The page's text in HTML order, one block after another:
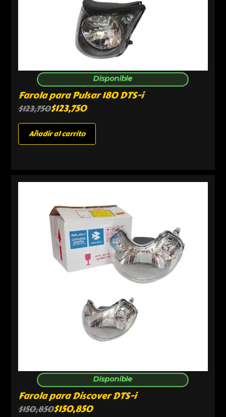
Disponible
Farola para Pulsar 180 DTS-i
$123,750$123,750
Añadir al carrito
Disponible
Farola para Discover DTS-i
$150,850$150,850